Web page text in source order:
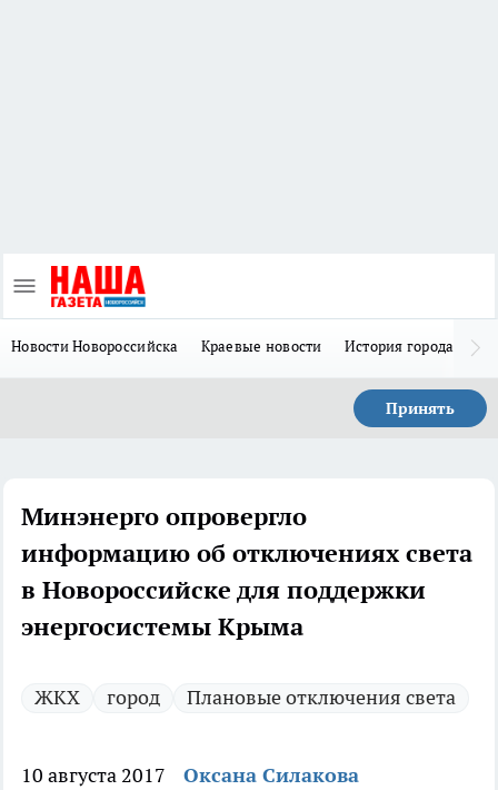
Новости Новороссийска Краевые новости История города Н
Принять
Минэнерго опровергло
информацию об отключениях света
в Новороссийске для поддержки
энергосистемы Крыма
ЖКХ город Плановые отключения света
10 августа 2017 Оксана Силакова